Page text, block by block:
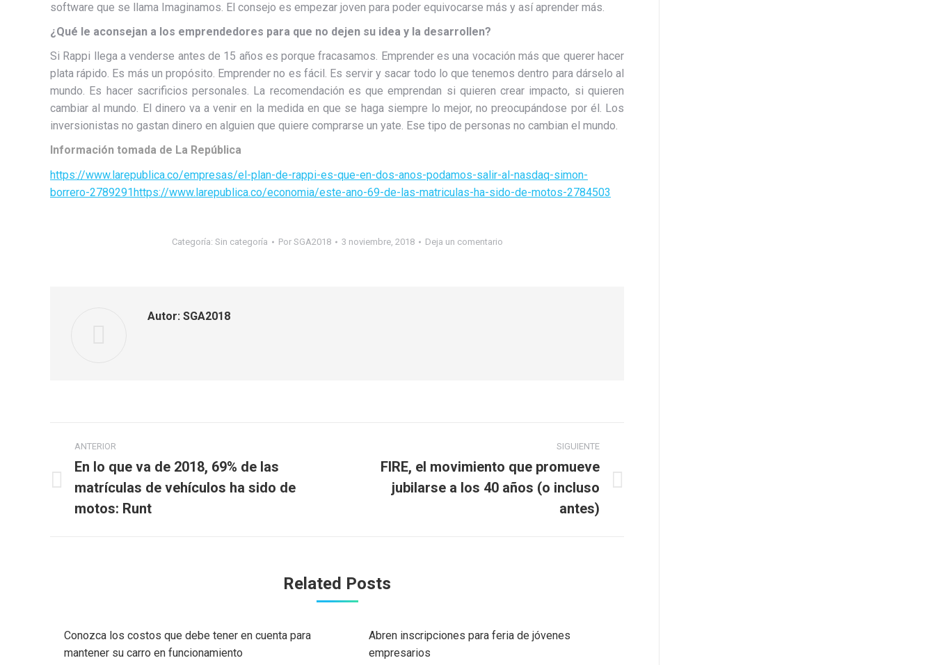
software que se llama Imaginamos. El consejo es empezar joven para poder equivocarse más y así aprender más.
¿Qué le aconsejan a los emprendedores para que no dejen su idea y la desarrollen?
Si Rappi llega a venderse antes de 15 años es porque fracasamos. Emprender es una vocación más que querer hacer
plata rápido. Es más un propósito. Emprender no es fácil. Es servir y sacar todo lo que tenemos dentro para dárselo al
mundo. Es hacer sacrificios personales. La recomendación es que emprendan si quieren crear impacto, si quieren
cambiar al mundo. El dinero va a venir en la medida en que se haga siempre lo mejor, no preocupándose por él. Los
inversionistas no gastan dinero en alguien que quiere comprarse un yate. Ese tipo de personas no cambian el mundo.
Información tomada de La República
https://www.larepublica.co/empresas/el-plan-de-rappi-es-que-en-dos-anos-podamos-salir-al-nasdaq-simon-
borrero-2789291https://www.larepublica.co/economia/este-ano-69-de-las-matriculas-ha-sido-de-motos-2784503
Categoría: Sin categoría Por SGA2018 3 noviembre, 2018 Deja un comentario
Autor: SGA2018
Navegación
entre
publicaciones
ANTERIOR
Publicación
anterior:
En lo que va de 2018, 69% de las
matrículas de vehículos ha sido de
motos: Runt
SIGUIENTE
Publicación
FIRE, el movimiento que promueve
jubilarse a los 40 años (o incluso
antes)
Related Posts
Conozca los costos que debe tener en cuenta para
mantener su carro en funcionamiento
Abren inscripciones para feria de jóvenes
empresarios